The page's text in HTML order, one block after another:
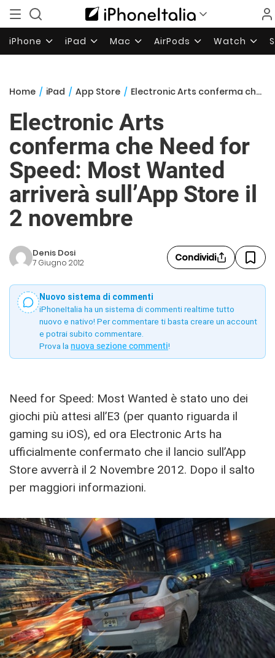
iPhone iPad Mac AirPods Watch
Home / iPad / App Store / Electronic Arts conferma che Need for Speed: Most Wanted arriverà sull’App Store il 2 novembre
Electronic Arts
conferma che Need for
Speed: Most Wanted
arriverà sull’App Store il
2 novembre
Denis Dosi
7 Giugno 2012 Condividi
Nuovo sistema di commenti
iPhoneItalia ha un sistema di commenti realtime tutto
nuovo e nativo! Per commentare ti basta creare un account
e potrai subito commentare.
Prova la nuova sezione commenti!
Need for Speed: Most Wanted è stato uno dei
giochi più attesi all’E3 (per quanto riguarda il
gaming su iOS), ed ora Electronic Arts ha
ufficialmente confermato che il lancio sull’App
Store avverrà il 2 Novembre 2012. Dopo il salto
per maggiori informazioni.